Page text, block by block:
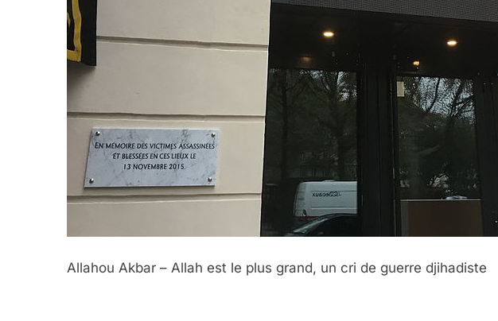
Allahou Akbar – Allah est le plus grand, un cri de guerre djihadiste